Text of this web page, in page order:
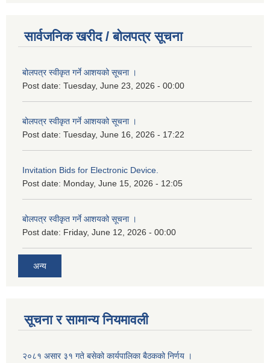
सार्वजनिक खरीद / बोलपत्र सूचना
बोलपत्र स्वीकृत गर्ने आशयको सूचना ।
Post date: Tuesday, June 23, 2026 - 00:00
बोलपत्र स्वीकृत गर्ने आशयको सूचना ।
Post date: Tuesday, June 16, 2026 - 17:22
Invitation Bids for Electronic Device.
Post date: Monday, June 15, 2026 - 12:05
बोलपत्र स्वीकृत गर्ने आशयको सूचना ।
Post date: Friday, June 12, 2026 - 00:00
अन्य
सूचना र सामान्य नियमावली
२०८१ असार ३१ गते बसेको कार्यपालिका बैठकको निर्णय ।